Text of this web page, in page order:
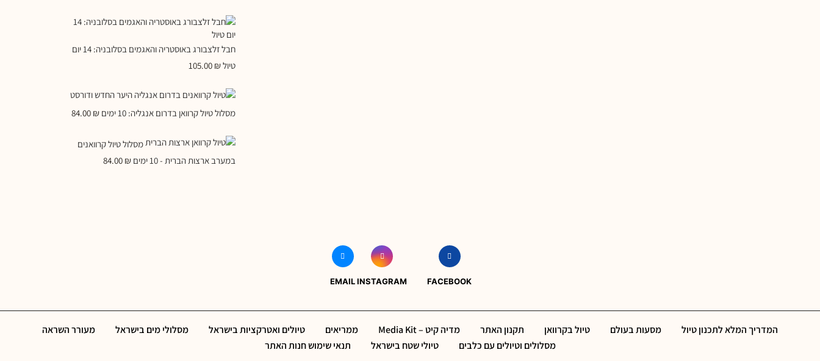
חבל זלצבורג באוסטריה והאגמים בסלובניה: 14 יום
טיול
105.00 ₪
מסלול טיול קרוואן בדרום אנגליה: 10 ימים 84.00 ₪
מסלול טיול קרוואנים
במערב ארצות הברית - 10 ימים
84.00 ₪
FACEBOOK
INSTAGRAM
EMAIL
המדריך המלא לתכנון טיול מסעות בעולם טיול בקרוואן תקנון האתר מדיה קיט – Media Kit ממריאים טיולים ואטרקציות בישראל מסלולי מים בישראל
מעורר השראה
מסלולים וטיולים עם כלבים
טיולי שטח בישראל תנאי שימוש חנות האתר